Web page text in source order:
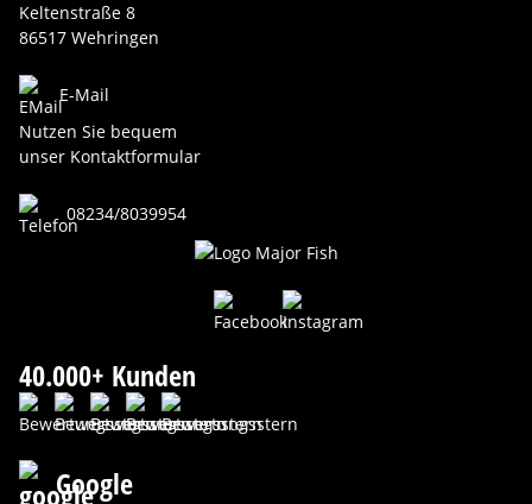
Keltenstraße 8
86517 Wehringen
E-Mail
Nutzen Sie bequem
unser Kontaktformular
08234/8039954
40.000+ Kunden
Google